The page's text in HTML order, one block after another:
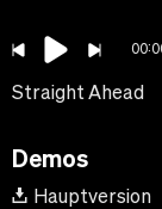
Straight Ahead
Demos
Hauptversion